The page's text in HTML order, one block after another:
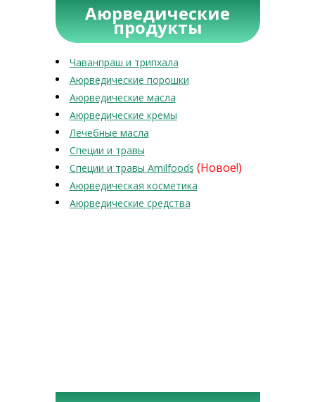
Аюрведические
продукты
Чаванпраш и трипхала
Аюрведические порошки
Аюрведические масла
Аюрведические кремы
Лечебные масла
Специи и травы
Специи и травы Amilfoods (Новое!)
Аюрведическая косметика
Аюрведические средства